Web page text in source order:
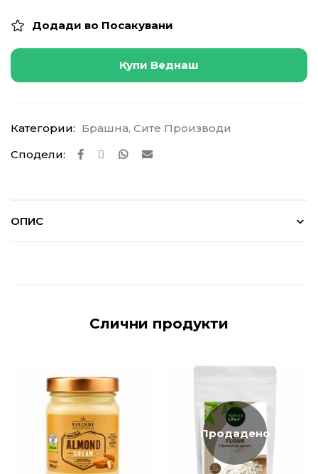
Додади во Посакувани
Купи Веднаш
Категории: Брашна, Сите Производи
Сподели:
ОПИС
Слични продукти
Продадено